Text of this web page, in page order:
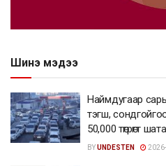
Шинэ мэдээ
Наймдугаар
тэгш,
50,000 төгрөгт
BYUNDESTEN